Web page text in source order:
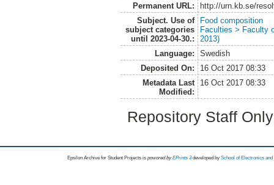
Permanent URL:
http://urn.kb.se/
Subject. Use of
subject categories
until 2023-04-30.:
Food composition
Faculties > Faculty
2013)
Language:
Swedish
Deposited On:
16 Oct 2017 08:33
Metadata Last
Modified:
16 Oct 2017 08:33
Repository Staff
Epsilon Archive for Student Projects is powored byEPrints 3 developed by School of Electronics